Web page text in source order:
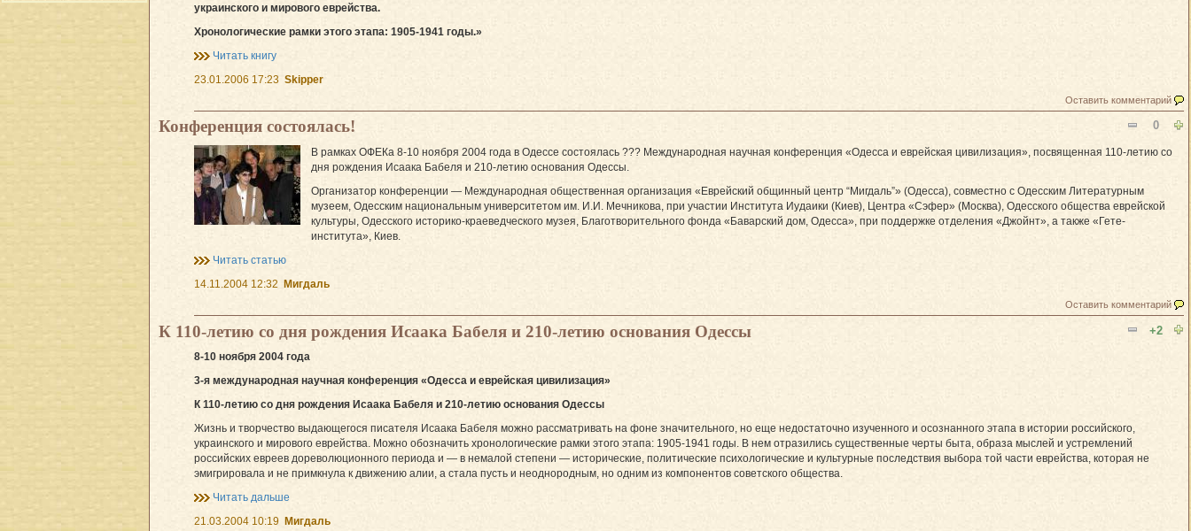
украинского и мирового еврейства.
Хронологические рамки этого этапа: 1905-1941 годы.»
Читать книгу
23.01.2006 17:23 Skipper
Оставить комментарий
0
Конференция состоялась!
В рамках ОФЕКа 8-10 ноября 2004 года в Одессе состоялась ??? Международная научная конференция «Одесса и еврейская цивилизация», посвященная 110-летию со
дня рождения Исаака Бабеля и 210-летию основания Одессы.
Организатор конференции — Международная общественная организация «Еврейский общинный центр “Мигдаль”» (Одесса), совместно с Одесским Литературным
музеем, Одесским национальным университетом им. И.И. Мечникова, при участии Института Иудаики (Киев), Центра «Сэфер» (Москва), Одесского общества еврейской
культуры, Одесского историко-краеведческого музея, Благотворительного фонда «Баварский дом, Одесса», при поддержке отделения «Джойнт», а также «Гете-
института», Киев.
Читать статью
14.11.2004 12:32 Мигдаль
Оставить комментарий
+2
К 110-летию со дня рождения Исаака Бабеля и 210-летию основания Одессы
8-10 ноября 2004 года
3-я международная научная конференция «Одесса и еврейская цивилизация»
К 110-летию со дня рождения Исаака Бабеля и 210-летию основания Одессы
Жизнь и творчество выдающегося писателя Исаака Бабеля можно рассматривать на фоне значительного, но еще недостаточно изученного и осознанного этапа в истории российского,
украинского и мирового еврейства. Можно обозначить хронологические рамки этого этапа: 1905-1941 годы. В нем отразились существенные черты быта, образа мыслей и устремлений
российских евреев дореволюционного периода и — в немалой степени — исторические, политические психологические и культурные последствия выбора той части еврейства, которая не
эмигрировала и не примкнула к движению алии, а стала пусть и неоднородным, но одним из компонентов советского общества.
Читать дальше
21.03.2004 10:19
Мигдаль